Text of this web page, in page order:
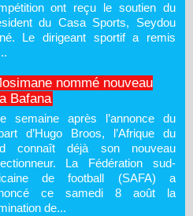
ont reçu le soutien du
du Casa Sports, Seydou
Le dirigeant sportif a remis
nommé nouveau
Bafana
semaine après l’annonce du
d’Hugo Broos, l’Afrique du
connaît déjà son nouveau
La Fédération sud-
de football (SAFA) a
ce samedi 8 août la
de...